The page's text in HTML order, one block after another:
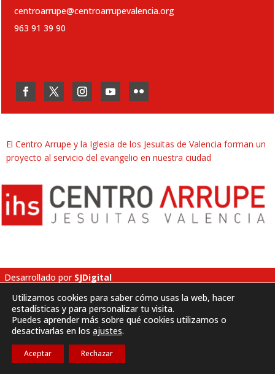
centroarrupe@centroarrupevalencia.org
963 91 39 90
El Centro Arrupe y la Iglesia de los Jesuitas de Valencia forman un
proyecto al servicio del evangelio en nuestra ciudad
Desarrollado por SJDigital
Política de privacidad
Utilizamos cookies para saber cómo usas la web, hacer
estadísticas y para personalizar tu visita.
Puedes aprender más sobre qué cookies utilizamos o
desactivarlas en los ajustes.
Aceptar Rechazar